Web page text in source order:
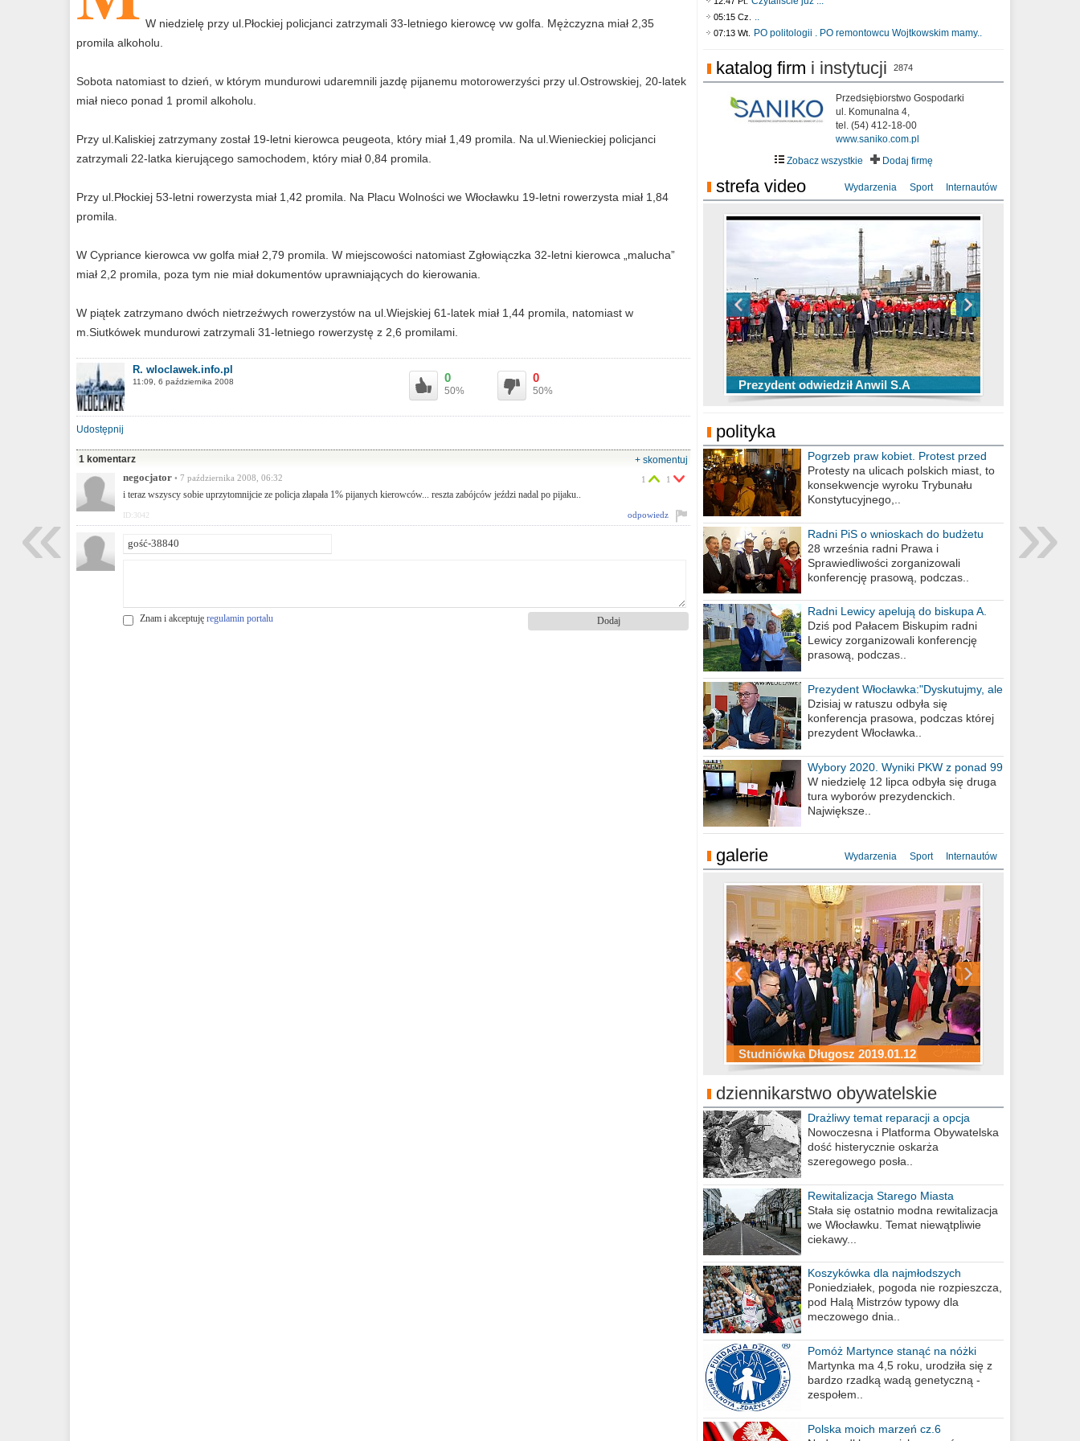
W niedzielę przy ul.Płockiej policjanci zatrzymali 33-letniego kierowcę vw golfa. Mężczyzna miał 2,35
promila alkoholu.
Sobota natomiast to dzień, w którym mundurowi udaremnili jazdę pijanemu motorowerzyści przy ul.Ostrowskiej, 20-latek
miał nieco ponad 1 promil alkoholu.
Przy ul.Kaliskiej zatrzymany został 19-letni kierowca peugeota, który miał 1,49 promila. Na ul.Wienieckiej policjanci
zatrzymali 22-latka kierującego samochodem, który miał 0,84 promila.
Przy ul.Płockiej 53-letni rowerzysta miał 1,42 promila. Na Placu Wolności we Włocławku 19-letni rowerzysta miał 1,84
promila.
W Cypriance kierowca vw golfa miał 2,79 promila. W miejscowości natomiast Zgłowiączka 32-letni kierowca „malucha”
miał 2,2 promila, poza tym nie miał dokumentów uprawniających do kierowania.
W piątek zatrzymano dwóch nietrzeźwych rowerzystów na ul.Wiejskiej 61-latek miał 1,44 promila, natomiast w
m.Siutkówek mundurowi zatrzymali 31-letniego rowerzystę z 2,6 promilami.
R. wloclawek.info.pl
11:09, 6 października 2008 0
50%
0
50%
Udostępnij
1 komentarz
+ skomentuj
negocjator • 7 października 2008, 06:32
i teraz wszyscy sobie uprzytomnijcie ze policja złapała 1% pijanych kierowców... reszta zabójców jeździ nadal po pijaku..
1 1
odpowiedz
ID:3042
Znam i akceptuję regulamin portalu
05:15 Cz. ..
07:13 Wt. PO politologii . PO remontowcu Wojtkowskim mamy..
katalog firm i instytucji 2874
Przedsiębiorstwo Gospodarki
ul. Komunalna 4,
tel. (54) 412-18-00
www.saniko.com.pl
Zobacz wszystkie
Dodaj firmę
strefa video Wydarzenia Sport Internautów
Prezydent odwiedził Anwil S.A
TOP 10 przechwytów Anwilu Włocławek
w EBL w sezonie 2019/2020
TOP 5 rzutów Anwilu Włocławek w BCL
w sezonie 2019/2020
Ni To Ponk - W oczach mamy strach
sixf33t .Last Year DRONE FOOTAGE
Włocławek
XXIII Sesja Rady Miasta Włocławek VIII
kadencji w dniu 09.06.2020 r.
polityka
Pogrzeb praw kobiet. Protest przed
biurem poselskim PiS
Protesty na ulicach polskich miast, to
konsekwencje wyroku Trybunału
Konstytucyjnego,..
Radni PiS o wnioskach do budżetu
miasta na 2021 rok
28 września radni Prawa i
Sprawiedliwości zorganizowali
konferencję prasową, podczas..
Radni Lewicy apelują do biskupa A.
Wiesława Meringa
Dziś pod Pałacem Biskupim radni
Lewicy zorganizowali konferencję
prasową, podczas..
Prezydent Włocławka:"Dyskutujmy, ale
nie obrażajmy się”
Dzisiaj w ratuszu odbyła się
konferencja prasowa, podczas której
prezydent Włocławka..
Wybory 2020. Wyniki PKW z ponad 99
procent obwodów
W niedzielę 12 lipca odbyła się druga
tura wyborów prezydenckich.
Największe..
galerie Wydarzenia Sport Internautów
Studniówka Długosz 2019.01.12
ZS Budowlanych 2019.01.12
Studniówka LZK 2019.01.11
Studniówka Kopernik 2019.01.11
Studniówka LMK 2019.01.05
Studniówka ZS Ekonomicznych
2019.01.05
dziennikarstwo obywatelskie
Drażliwy temat reparacji a opcja
berlińska
Nowoczesna i Platforma Obywatelska
dość histerycznie oskarża
szeregowego posła..
Rewitalizacja Starego Miasta
Stała się ostatnio modna rewitalizacja
we Włocławku. Temat niewątpliwie
ciekawy...
Koszykówka dla najmłodszych
Poniedziałek, pogoda nie rozpieszcza,
pod Halą Mistrzów typowy dla
meczowego dnia..
Pomóż Martynce stanąć na nóżki
Martynka ma 4,5 roku, urodziła się z
bardzo rzadką wadą genetyczną -
zespołem..
Polska moich marzeń cz.6
»
«